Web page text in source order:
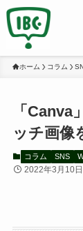
ホーム コラム
「
ッチ画像
コラム SNS
2022年3月10日